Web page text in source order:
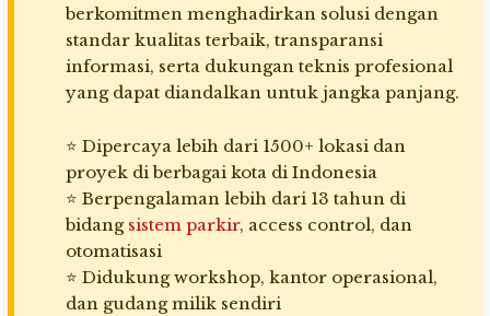
berkomitmen menghadirkan solusi dengan
standar kualitas terbaik, transparansi
informasi, serta dukungan teknis profesional
yang dapat diandalkan untuk jangka panjang.
⭐ Dipercaya lebih dari 1500+ lokasi dan
proyek di berbagai kota di Indonesia
⭐ Berpengalaman lebih dari 13 tahun di
bidang sistem parkir, access control, dan
otomatisasi
⭐ Didukung workshop, kantor operasional,
dan gudang milik sendiri